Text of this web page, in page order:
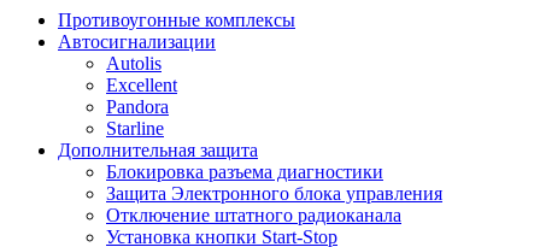
Противоугонные комплексы
Автосигнализации
Autolis
Excellent
Pandora
Starline
Дополнительная защита
Блокировка разъема диагностики
Защита Электронного блока управления
Отключение штатного радиоканала
Установка кнопки Start-Stop